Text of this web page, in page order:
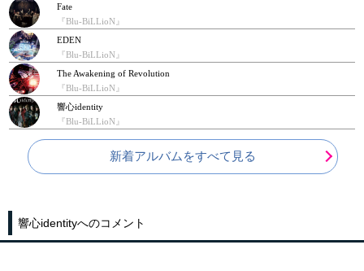
Fate
『Blu-BiLLioN』
EDEN
『Blu-BiLLioN』
The Awakening of Revolution
『Blu-BiLLioN』
響心identity
『Blu-BiLLioN』
新着アルバムをすべて見る
響心identityへのコメント